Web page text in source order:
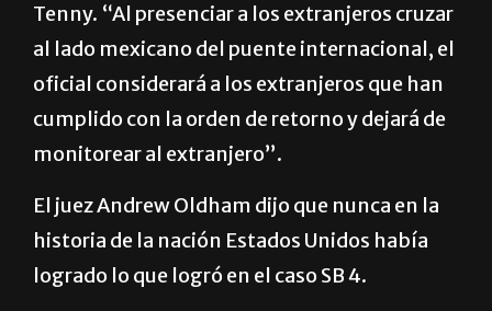
extranjero se dirige al lado mexicano”, leyó
Tenny. “Al presenciar a los extranjeros cruzar
al lado mexicano del puente internacional, el
oficial considerará a los extranjeros que han
cumplido con la orden de retorno y dejará de
monitorear al extranjero”.
historia de la nación Estados Unidos había